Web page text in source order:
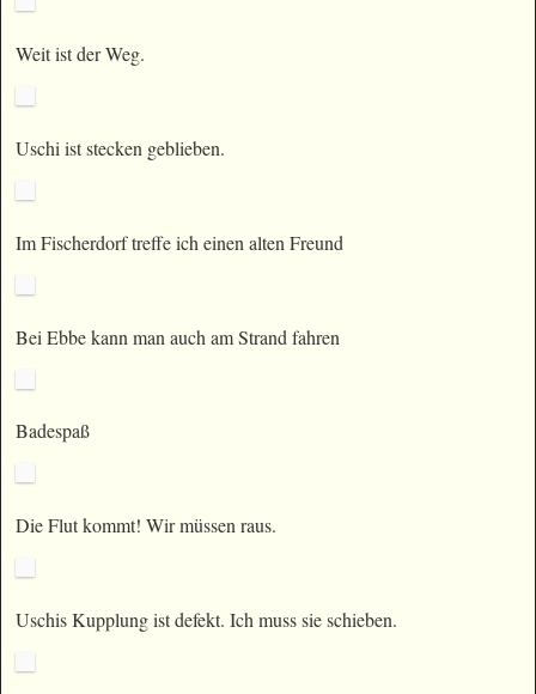
Weit ist der Weg.
Uschi ist stecken geblieben.
Im Fischerdorf treffe ich einen alten Freund
Bei Ebbe kann man auch am Strand fahren
Badespaß
Die Flut kommt! Wir müssen raus.
Uschis Kupplung ist defekt. Ich muss sie schieben.